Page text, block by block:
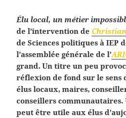
Élu local, un métier
de l’intervention de
de Sciences politiques à IEP
l’assemblée générale de l’
grand. Un titre un peu
réflexion de fond sur le sens
élus locaux, maires,
conseillers
peut être utile aux élus